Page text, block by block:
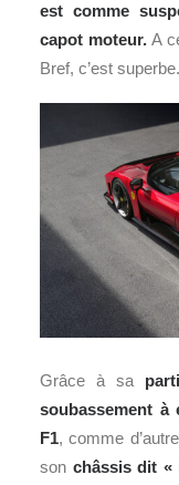
est comme
capot moteur. A
Bref, c’est superbe.
Grâce à sa
soubassement à
F1, comme
son châssis dit «